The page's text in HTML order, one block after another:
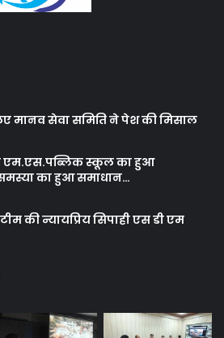
मानव सेवा समिति ने पेश की मिसाल
एम.एस.पब्लिक स्कूल का हुआ
का हुआ समाधान…
की न्यायप्रिय सिपाही एस डी एम